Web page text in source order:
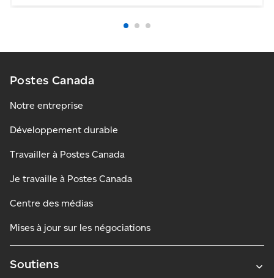
Postes Canada
Notre entreprise
Développement durable
Travailler à Postes Canada
Je travaille à Postes Canada
Centre des médias
Mises à jour sur les négociations
Soutiens